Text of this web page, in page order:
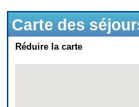
Carte des
Réduire la carte